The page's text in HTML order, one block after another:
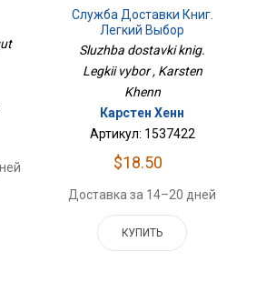
Служба Доставки Книг.
Легкий Выбор
Sluzhba dostavki knig.
Legkii vybor , Karsten
Khenn
Карстен Хенн
Артикул: 1537422
$18.50
Доставка за 14–20 дней
КУПИТЬ